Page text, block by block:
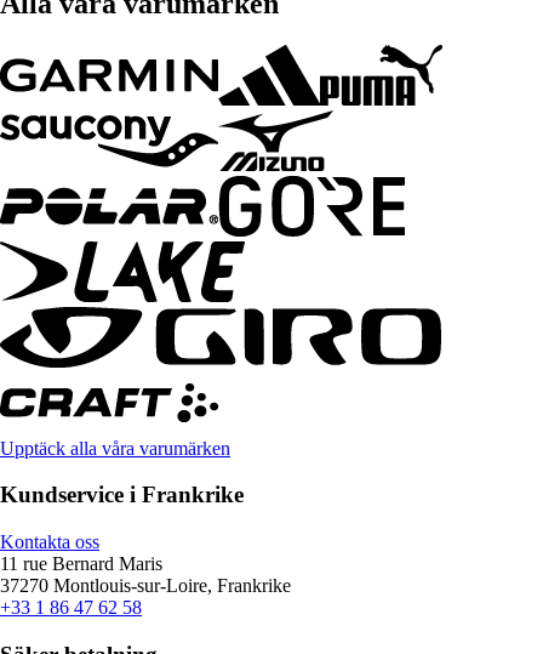
Upptäck alla våra varumärken
Kundservice i Frankrike
Kontakta oss
11 rue Bernard Maris
37270 Montlouis-sur-Loire, Frankrike
+33 1 86 47 62 58